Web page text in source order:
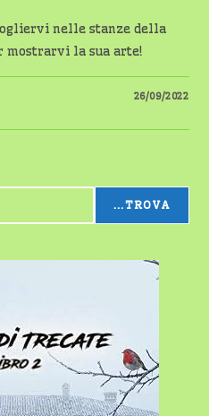
nelle stanze della
mostrarvi la sua arte!
26/09/2022
...TROVA